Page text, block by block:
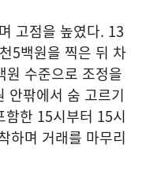
고점을 높였다. 13
5백원을 찍은 뒤 차
수준으로 조정을
안팎에서 숨 고르기
함한 15시부터 15시
하며 거래를 마무리